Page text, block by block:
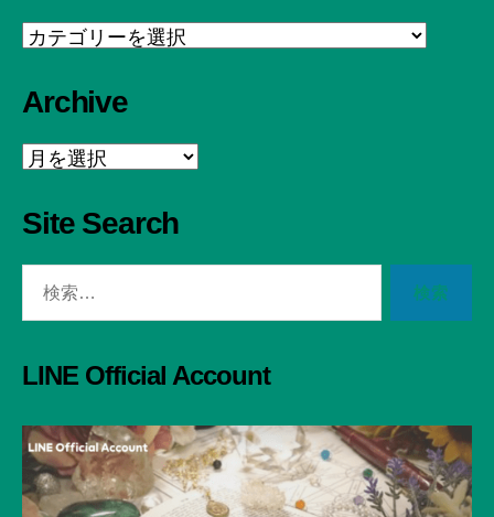
Category
Archive
Archive
Site Search
LINE Official Account